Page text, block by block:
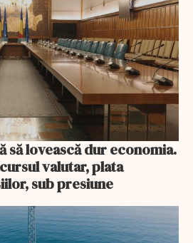
să lovească dur economia.
valutar, plata
sub presiune